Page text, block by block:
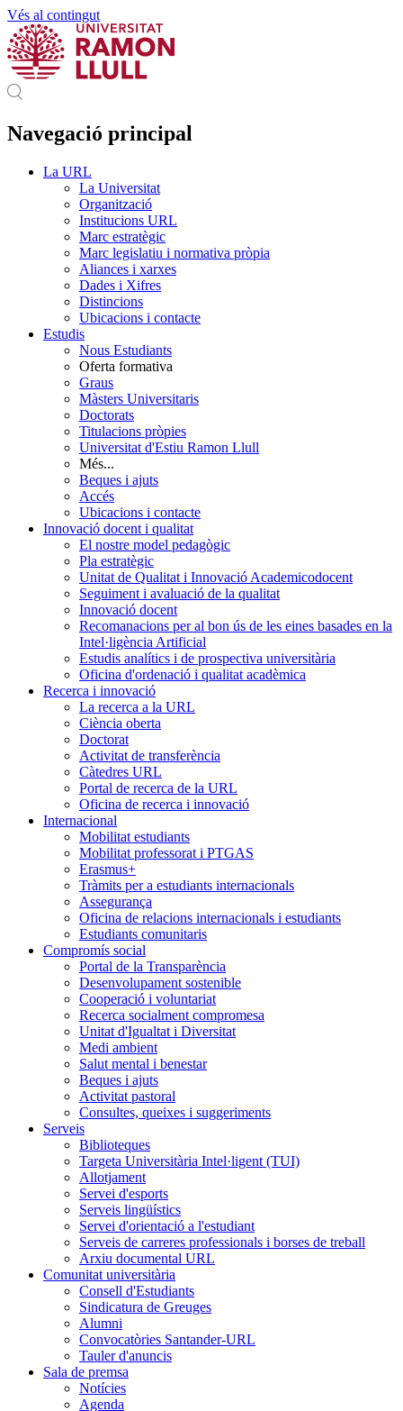
Vés al contingut
Navegació principal
La URL
La Universitat
Organització
Institucions URL
Marc estratègic
Marc legislatiu i normativa pròpia
Aliances i xarxes
Dades i Xifres
Distincions
Ubicacions i contacte
Estudis
Nous Estudiants
Oferta formativa
Graus
Màsters Universitaris
Doctorats
Titulacions pròpies
Universitat d'Estiu Ramon Llull
Més...
Beques i ajuts
Accés
Ubicacions i contacte
Innovació docent i qualitat
El nostre model pedagògic
Pla estratègic
Unitat de Qualitat i Innovació Academicodocent
Seguiment i avaluació de la qualitat
Innovació docent
Recomanacions per al bon ús de les eines basades en la
Intel·ligència Artificial
Estudis analítics i de prospectiva universitària
Oficina d'ordenació i qualitat acadèmica
Recerca i innovació
La recerca a la URL
Ciència oberta
Doctorat
Activitat de transferència
Càtedres URL
Portal de recerca de la URL
Oficina de recerca i innovació
Internacional
Mobilitat estudiants
Mobilitat professorat i PTGAS
Erasmus+
Tràmits per a estudiants internacionals
Assegurança
Oficina de relacions internacionals i estudiants
Estudiants comunitaris
Compromís social
Portal de la Transparència
Desenvolupament sostenible
Cooperació i voluntariat
Recerca socialment compromesa
Unitat d'Igualtat i Diversitat
Medi ambient
Salut mental i benestar
Beques i ajuts
Activitat pastoral
Consultes, queixes i suggeriments
Serveis
Biblioteques
Targeta Universitària Intel·ligent (TUI)
Allotjament
Servei d'esports
Serveis lingüístics
Servei d'orientació a l'estudiant
Serveis de carreres professionals i borses de treball
Arxiu documental URL
Comunitat universitària
Consell d'Estudiants
Sindicatura de Greuges
Alumni
Convocatòries Santander-URL
Tauler d'anuncis
Sala de premsa
Notícies
Agenda